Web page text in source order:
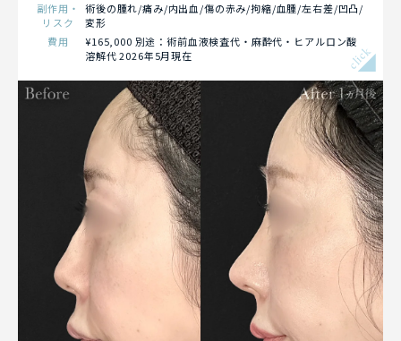
副作用・
リスク
術後の腫れ/痛み/内出血/傷の赤み/拘縮/血腫/左右差/凹凸/
変形
費用
¥165,000 別途：術前血液検査代・麻酔代・ヒアルロン酸
溶解代 2026年5月現在
click